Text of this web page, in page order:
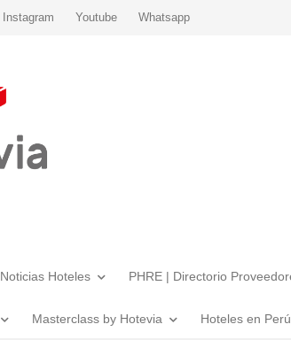
Instagram Youtube Whatsapp
Noticias Hoteles PHRE | Directorio
Masterclass by Hotevia Hoteles en Perú